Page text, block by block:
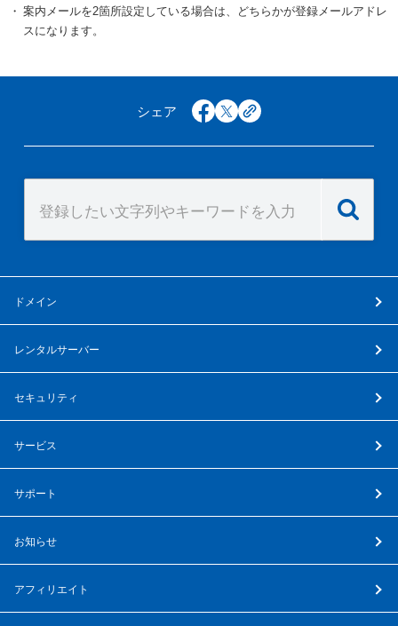
案内メールを2箇所設定している場合は、どちらかが登録メールアドレ
スになります。
シェア facebook
x copy
ドメイン
レンタルサーバー
セキュリティ
サービス
サポート
お知らせ
アフィリエイト